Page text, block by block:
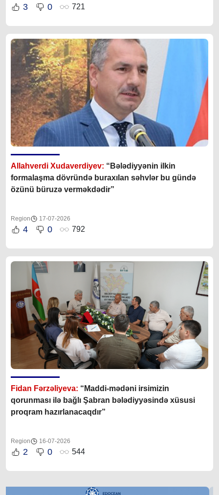
3 0 721
Allahverdi Xudaverdiyev: “Bələdiyyənin ilkin
formalaşma dövründə buraxılan səhvlər bu gündə
özünü büruzə verməkdədir”
Region 17-07-2026
4 0 792
Fidan Fərzəliyeva: “Maddi-mədəni irsimizin
qorunması ilə bağlı Şabran bələdiyyəsində xüsusi
proqram hazırlanacaqdır”
Region 16-07-2026
2 0 544